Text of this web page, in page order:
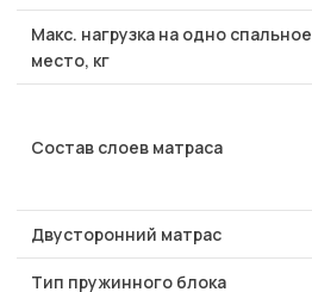
Макс. нагрузка на одно спальное
место, кг
Состав слоев матраса
Двусторонний матрас
Тип пружинного блока